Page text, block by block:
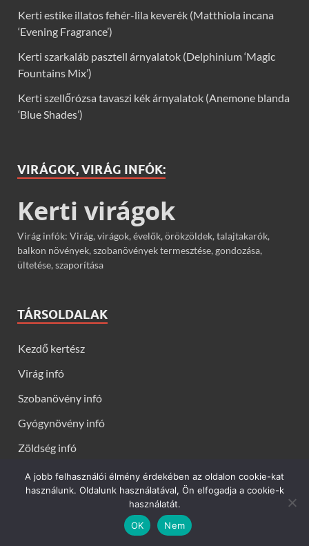
Kerti estike illatos fehér-lila keverék (Matthiola incana
‘Evening Fragrance’)
Kerti szarkaláb pasztell árnyalatok (Delphinium ‘Magic
Fountains Mix’)
Kerti szellőrózsa tavaszi kék árnyalatok (Anemone blanda
‘Blue Shades’)
VIRÁGOK, VIRÁG INFÓK:
Kerti virágok
Virág infók: Virág, virágok, évelők, örökzöldek, talajtakarók,
balkon növények, szobanövények termesztése, gondozása,
ültetése, szaporítása
TÁRSOLDALAK
Kezdő kertész
Virág infó
Szobanövény infó
Gyógynövény infó
Zöldség infó
Gyümölcs infó
Kerti virágok - Virág infók: Virág, virágok, évelők, örökzöldek,
A jobb felhasználói élmény érdekében az oldalon cookie-kat
használunk. Oldalunk használatával, Ön elfogadja a cookie-k
használatát.
OK
Nem